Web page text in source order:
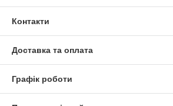
Контакти
Доставка та оплата
Графік роботи